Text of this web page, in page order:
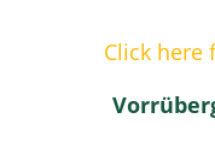
Click here